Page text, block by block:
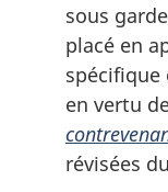
sous
placé en
spécifique
en vertu
révisées